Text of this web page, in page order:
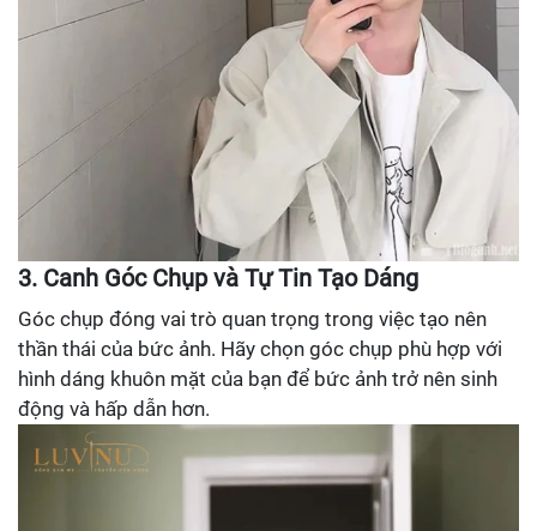
3. Canh Góc Chụp và Tự Tin Tạo Dáng
Góc chụp đóng vai trò quan trọng trong việc tạo nên
thần thái của bức ảnh. Hãy chọn góc chụp phù hợp với
hình dáng khuôn mặt của bạn để bức ảnh trở nên sinh
động và hấp dẫn hơn.